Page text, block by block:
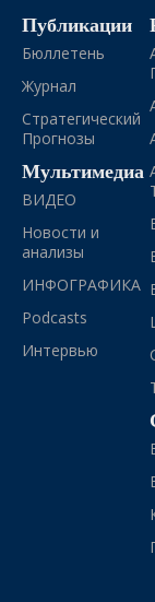
Публикации
Бюллетень
Журнал
Стратегический
Прогнозы
Мультимедиа
ВИДЕО
Новости и
анализы
ИНФОГРАФИКА
Podcasts
Интервью